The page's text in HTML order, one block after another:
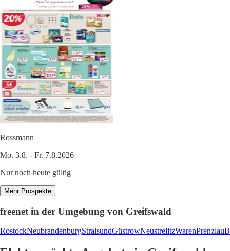
Rossmann
Mo. 3.8. - Fr. 7.8.2026
Nur noch heute gültig
Mehr Prospekte
freenet in der Umgebung von Greifswald
RostockNeubrandenburgStralsundGüstrowNeustrelitzWarenPrenzlau